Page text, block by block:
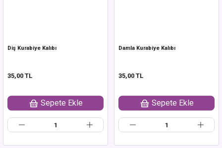
Diş Kurabiye Kalıbı
35,00 TL
Sepete Ekle
Damla Kurabiye Kalıbı
35,00 TL
Sepete Ekle